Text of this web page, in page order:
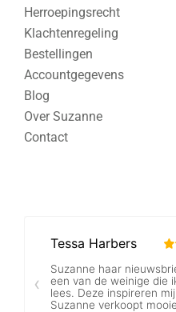
Herroepingsrecht
Klachtenregeling
Bestellingen
Accountgegevens
Blog
Over Suzanne
Contact